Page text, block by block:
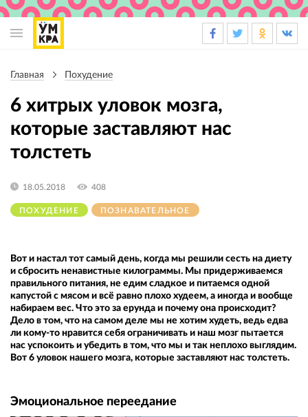
навигация
навигации
Главная Похудение
6 хитрых уловок мозга,
которые заставляют нас
толстеть
ПОХУДЕНИЕ ПОЗНАВАТЕЛЬНОЕ
18.05.2018 408
Вот и настал тот самый день, когда мы решили сесть на диету
и сбросить ненавистные килограммы. Мы придерживаемся
правильного питания, не едим сладкое и питаемся одной
капустой с мясом и всё равно плохо худеем, а иногда и вообще
набираем вес. Что это за ерунда и почему она происходит?
Дело в том, что на самом деле мы не хотим худеть, ведь едва
ли кому-то нравится себя ограничивать и наш мозг пытается
нас успокоить и убедить в том, что мы и так неплохо выглядим.
Вот 6 уловок нашего мозга, которые заставляют нас толстеть.
Эмоциональное переедание